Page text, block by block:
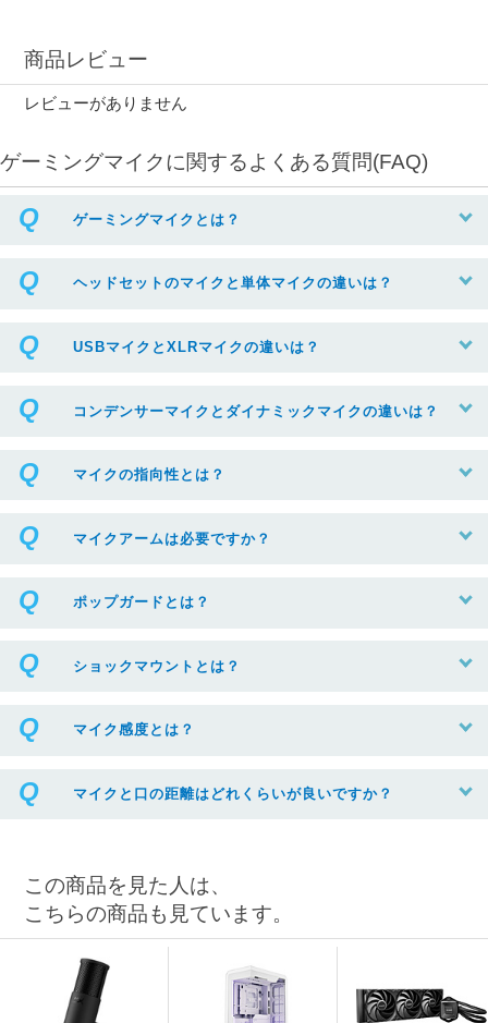
商品レビュー
レビューがありません
ゲーミングマイクに関するよくある質問(FAQ)
ゲーミングマイクとは？
ヘッドセットのマイクと単体マイクの違いは？
USBマイクとXLRマイクの違いは？
コンデンサーマイクとダイナミックマイクの違いは？
マイクの指向性とは？
マイクアームは必要ですか？
ポップガードとは？
ショックマウントとは？
マイク感度とは？
マイクと口の距離はどれくらいが良いですか？
この商品を見た人は、
こちらの商品も見ています。